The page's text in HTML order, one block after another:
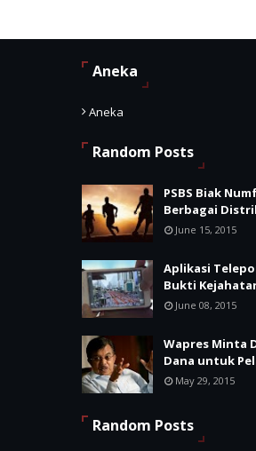
Aneka
Aneka
Random Posts
PSBS Biak
Berbagai
June 15, 2015
Aplikasi
Bukti
June 08, 2015
Wapres Minta
Dana untuk
May 29, 2015
Random Posts